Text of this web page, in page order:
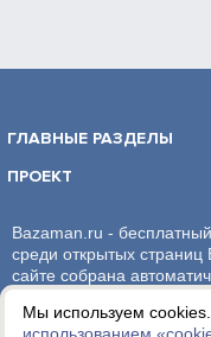
Мы используем cookies.
ГЛАВНЫЕ РАЗДЕЛЫ
ПРОЕКТ
Bazaman.ru -
среди открытых
сайте собрана
администрация сайта